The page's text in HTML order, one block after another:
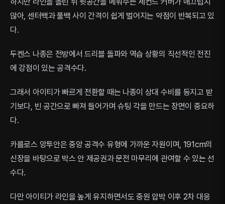
않아, 센터백과 풀백 사이 간격이 쉽게 벌어지는 약점이 반복되고 있
다.
두켄스 나종은 전방에서 드리블 돌파와 역습 상황의 직선적인 전진
에 강점이 있는 공격수다.
그래서 아이티가 빠르게 전환할 때는 나종이 상대 수비를 등지고 받
기보다, 빈 공간으로 빠져 들어가며 슈팅 각을 만드는 장면이 중요하
다.
카를로스 앙투안은 중앙 공격수 유형에 가까운 자원이며, 191cm의
신장을 바탕으로 박스 안 제공권과 문전 마무리에 관여할 수 있는 선
수다.
다만 아이티가 라인을 높게 유지하면서도 중원 압박 이후 2차 대응